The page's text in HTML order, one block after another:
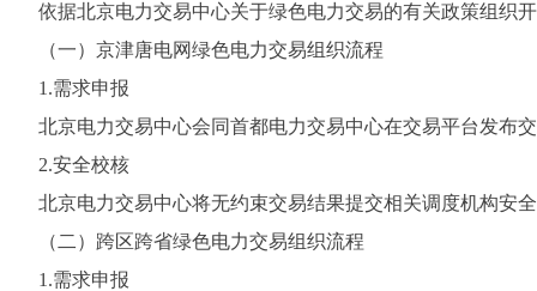
依据北京电力交易中心关于绿色电力交易的有关政策组织
（一）京津唐电网绿色电力交易组织流程
1.需求申报
北京电力交易中心会同首都电力交易中心在交易平台发布交
2.安全校核
北京电力交易中心将无约束交易结果提交相关调度机构安
（二）跨区跨省绿色电力交易组织流程
1.需求申报